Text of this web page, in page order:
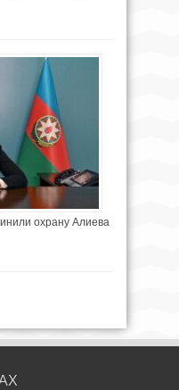
охрану Алиева